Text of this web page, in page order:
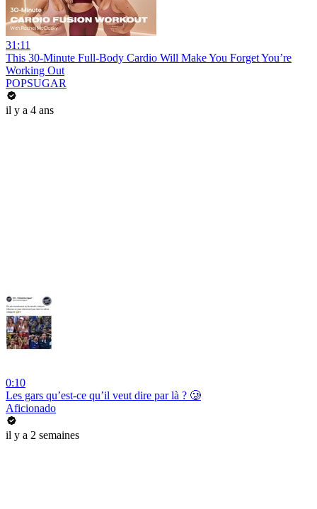
31:11
This 30-Minute Full-Body Cardio Will Make You Forget You’re
Working Out
POPSUGAR
il y a 4 ans
0:10
Les gars qu’est-ce qu’il veut dire par là ? 🥲
Aficionado
il y a 2 semaines